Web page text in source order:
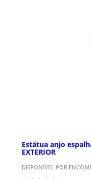
Estátua anjo
EXTERIOR
DISPONÍVEL POR